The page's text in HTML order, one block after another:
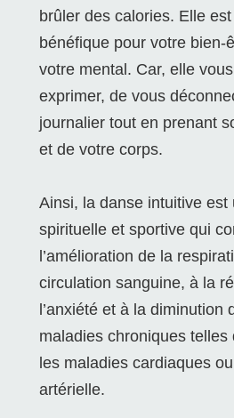
brûler des calories. Elle
bénéfique pour votre bien-
votre mental. Car, elle
exprimer, de vous
journalier tout en prenant
et de votre corps.
Ainsi, la danse intuitive est
spirituelle et sportive qui
l’amélioration de la
circulation sanguine, à la
l’anxiété et à la diminution
maladies chroniques telles
les maladies cardiaques
artérielle.